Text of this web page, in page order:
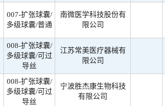
007-扩张球囊/
多级球囊/普通
南微医学科技股份有
限公司
008-扩张球囊/
多级球囊/可过
导丝
江苏常美医疗器械有
限公司
008-扩张球囊/
多级球囊/可过
导丝
宁波胜杰康生物科技
有限公司